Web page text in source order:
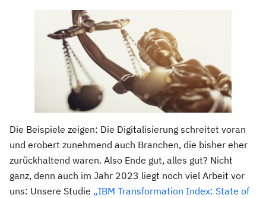
Die Beispiele zeigen: Die Digitalisierung schreitet voran
und erobert zunehmend auch Branchen, die bisher eher
zurückhaltend waren. Also Ende gut, alles gut? Nicht
ganz, denn auch im Jahr 2023 liegt noch viel Arbeit vor
uns: Unsere Studie „IBM Transformation Index: State of